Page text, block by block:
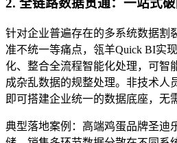
2. 全链路数据贯通：一站式
针对企业普遍存在的多系统数据割
准不统一等痛点，瓴羊Quick BI实
化、整合全流程智能化处理，可智
成杂乱数据的规整处理。非技术人
即可搭建企业统一的数据底座，无
典型落地案例：高端鸡蛋品牌圣迪